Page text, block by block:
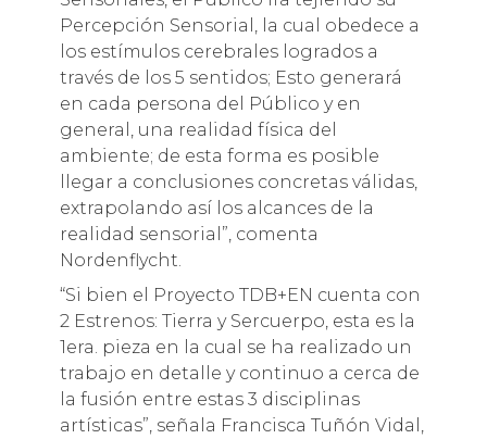
Percepción Sensorial, la cual obedece a
los estímulos cerebrales logrados a
través de los 5 sentidos; Esto generará
en cada persona del Público y en
general, una realidad física del
ambiente; de esta forma es posible
llegar a conclusiones concretas válidas,
extrapolando así los alcances de la
realidad sensorial”, comenta
Nordenflycht.
“Si bien el Proyecto TDB+EN cuenta con
2 Estrenos: Tierra y Sercuerpo, esta es la
1era. pieza en la cual se ha realizado un
trabajo en detalle y continuo a cerca de
la fusión entre estas 3 disciplinas
artísticas”, señala Francisca Tuñón Vidal,